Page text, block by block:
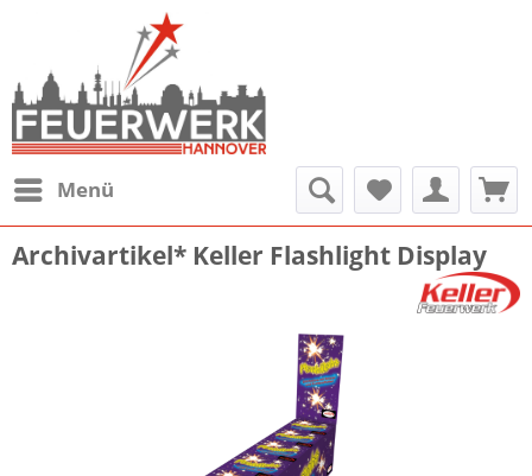
Menü
Archivartikel* Keller Flashlight Display